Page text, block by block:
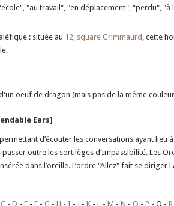
"au travail", "en déplacement", "perdu",
: située au 12, square Grimmaurd , cette
oeuf de dragon (mais pas de la même
Ears]
d’écouter les conversations ayant
passer outre les sortilèges d’Impassibilité. Les
dans l’oreille. L’ordre "Allez" fait se
C D E F G H I J K L M N O P Q R